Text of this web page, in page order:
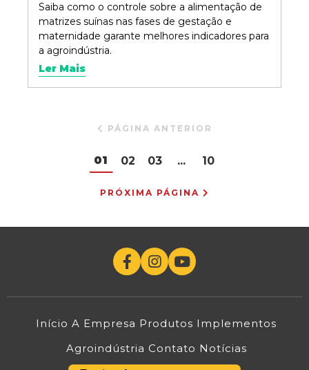
Saiba como o controle sobre a alimentação de
matrizes suínas nas fases de gestação e
maternidade garante melhores indicadores para
a agroindústria.
Ler Mais
PÁGINA ANTERIOR
01 02 03 ... 10
PRÓXIMA PÁGINA
Início A Empresa Produtos Implementos
Agroindústria Contato Notícias